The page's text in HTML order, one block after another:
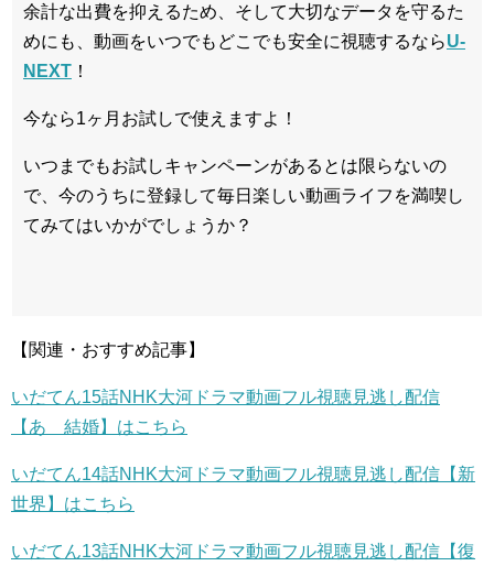
余計な出費を抑えるため、そして大切なデータを守るた
めにも、動画をいつでもどこでも安全に視聴するならU-
NEXT ！
今なら1ヶ月お試しで使えますよ！
いつまでもお試しキャンペーンがあるとは限らないの
で、今のうちに登録して毎日楽しい動画ライフを満喫し
てみてはいかがでしょうか？
【関連・おすすめ記事】
いだてん15話NHK大河ドラマ動画フル視聴見逃し配信
【あゝ結婚】はこちら
いだてん14話NHK大河ドラマ動画フル視聴見逃し配信【新
世界】はこちら
いだてん13話NHK大河ドラマ動画フル視聴見逃し配信【復